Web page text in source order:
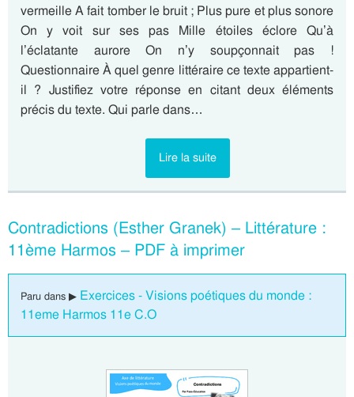
vermeille A fait tomber le bruit ; Plus pure et plus sonore
On y voit sur ses pas Mille étoiles éclore Qu’à
l’éclatante aurore On n’y soupçonnait pas !
Questionnaire À quel genre littéraire ce texte appartient-
il ? Justifiez votre réponse en citant deux éléments
précis du texte. Qui parle dans…
Lire la suite
Contradictions (Esther Granek) – Littérature :
11ème Harmos – PDF à imprimer
Paru dans ▶ Exercices - Visions poétiques du monde :
11eme Harmos 11e C.O